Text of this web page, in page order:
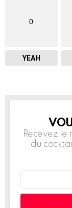
0
YEAH
Recevez
du
mail